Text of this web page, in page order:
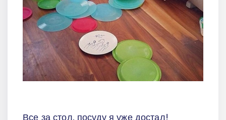
Все за стол, посуду я уже достал!